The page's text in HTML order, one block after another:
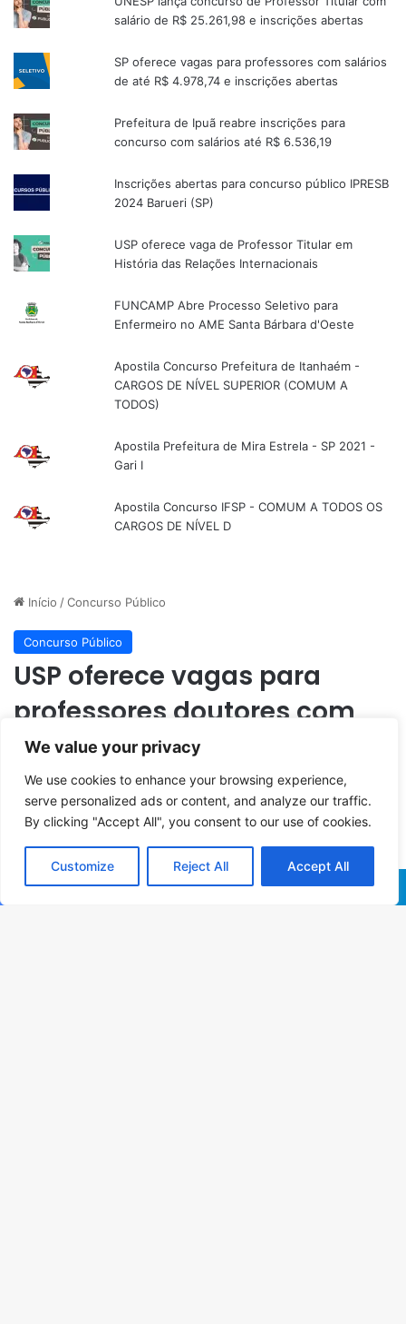
We value your privacy
We use cookies to enhance your browsing experience,
serve personalized ads or content, and analyze our traffic.
By clicking "Accept All", you consent to our use of cookies.
Customize Reject All Accept All
salário de R$ 25.261,98 e inscrições abertas
SP oferece vagas para professores com salários
de até R$ 4.978,74 e inscrições abertas
Prefeitura de Ipuã reabre inscrições para
concurso com salários até R$ 6.536,19
Inscrições abertas para concurso público IPRESB
2024 Barueri (SP)
USP oferece vaga de Professor Titular em
História das Relações Internacionais
FUNCAMP Abre Processo Seletivo para
Enfermeiro no AME Santa Bárbara d'Oeste
Apostila Concurso Prefeitura de Itanhaém -
CARGOS DE NÍVEL SUPERIOR (COMUM A
TODOS)
Apostila Prefeitura de Mira Estrela - SP 2021 -
Gari I
Apostila Concurso IFSP - COMUM A TODOS OS
CARGOS DE NÍVEL D
Facebook